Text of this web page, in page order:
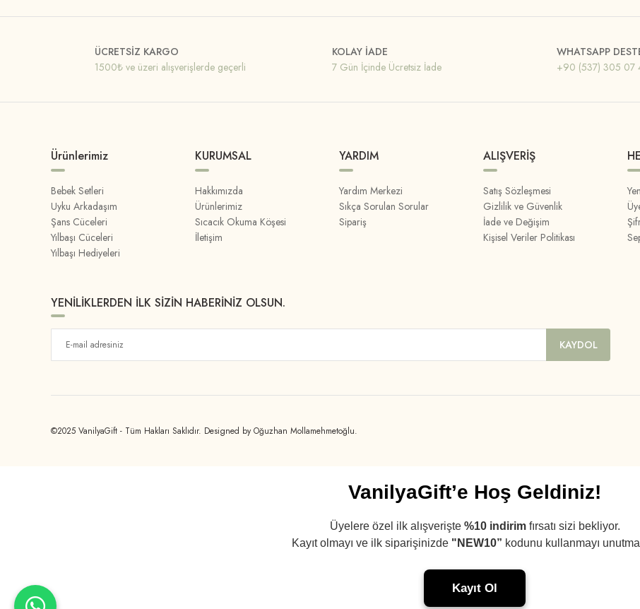
ÜCRETSİZ KARGO
1500₺ ve üzeri alışverişlerde geçerli
KOLAY İADE
7 Gün İçinde Ücretsiz İade
WHATSAPP
+90 (537) 305 07
Ürünlerimiz
Bebek Setleri
Uyku Arkadaşım
Şans Cüceleri
Yılbaşı Cüceleri
Yılbaşı Hediyeleri
KURUMSAL
Hakkımızda
Ürünlerimiz
Sıcacık Okuma Köşesi
İletişim
YARDIM
Yardım Merkezi
Sıkça Sorulan Sorular
Sipariş
ALIŞVERİŞ
Satış Sözleşmesi
Gizlilik ve Güvenlik
İade ve Değişim
Kişisel Veriler Politikası
YENİLİKLERDEN İLK SİZİN HABERİNİZ OLSUN.
KAYDOL
©2025 VanilyaGift - Tüm Hakları Saklıdır. Designed by Oğuzhan Mollamehmetoğlu.
VanilyaGift’e Hoş Geldiniz!
Üyelere özel ilk alışverişte %10 indirimfırsatı sizi bekliyor.
Kayıt olmayı ve ilk siparişinizde "NEW10” kodunu kullanmayı
Kayıt Ol